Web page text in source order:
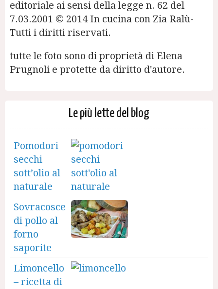
editoriale ai sensi della legge n. 62 del
7.03.2001 © 2014 In cucina con Zia Ralù-
Tutti i diritti riservati.
tutte le foto sono di proprietà di Elena
Prugnoli e protette da diritto d'autore.
Le più lette del blog
Pomodori
secchi
sott’olio al
naturale
Sovracosce
di pollo al
forno
saporite
Limoncello
– ricetta di